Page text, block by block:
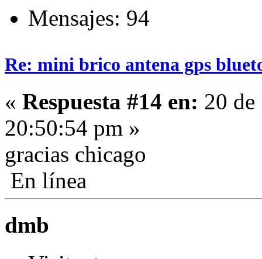
Mensajes: 94
Re: mini brico antena gps
« Respuesta #14 en: 20 de
20:50:54 pm »
gracias chicago
En línea
dmb